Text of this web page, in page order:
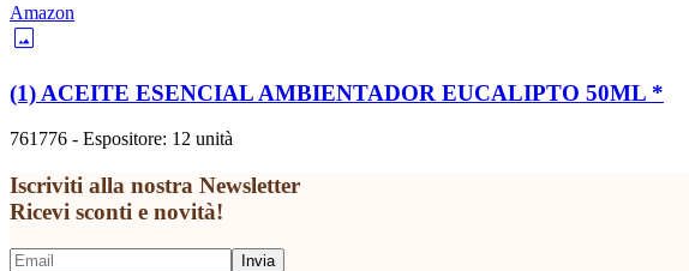
Amazon
image
(1) ACEITE ESENCIAL AMBIENTADOR EUCALIPTO 50ML *
761776 - Espositore: 12 unità
Iscriviti alla nostra Newsletter
Ricevi sconti e novità!
Invia